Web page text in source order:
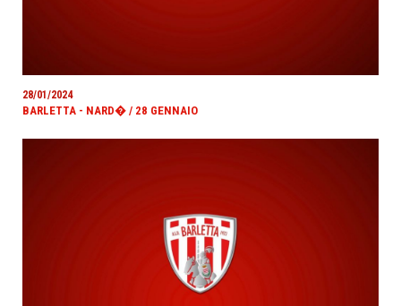
28/01/2024
BARLETTA - NARD� / 28 GENNAIO